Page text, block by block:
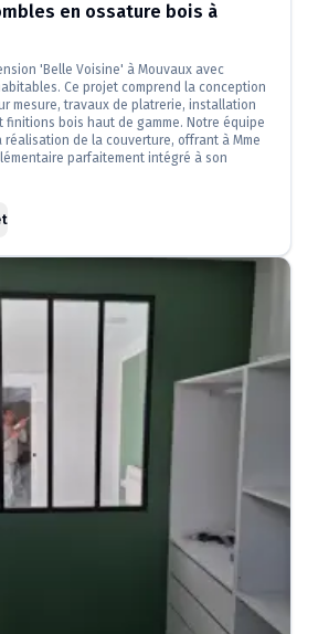
en ossature bois à
'Belle Voisine' à Mouvaux avec
Ce projet comprend la conception
mesure, travaux de platrerie, installation
bois haut de gamme. Notre équipe
réalisation de la couverture, offrant à Mme
parfaitement intégré à son